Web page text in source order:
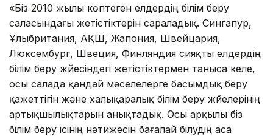
«Біз 2010 жылы көптеген елдердің білім беру
саласындағы жетістіктерін сараладық. Сингапур,
Ұлыбритания, АҚШ, Жапония, Швейцария,
Люксембург, Швеция, Финляндия сияқты елдердің
білім беру жүйесіндегі жетістіктермен таныса келе,
осы салада қандай мәселелерге басымдық беру
қажеттігін және халықаралық білім беру жүйелерінің
артықшылықтарын анықтадық. Осы арқылы біз
білім беру ісінің нәтижесін бағалай білудің аса